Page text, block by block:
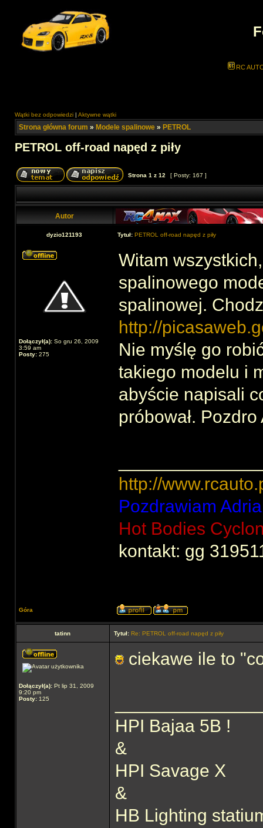
RC
Wątki bez odpowiedzi | Aktywne wątki
Strona główna forum » Modele spalinowe » PETROL
PETROL off-road napęd z piły
Strona 1 z 12 [ Posty: 167 ]
Autor
dyzio121193 Tytuł: PETROL off-road napęd z piły
Dołączył(a): So gru 26, 2009
3:59 am
Posty: 275
Witam
spalinowego
spalinowej.
http://
Nie myślę go
takiego modelu i
abyście napisali
próbował. Pozdro
http://
Pozdrawiam
Hot Bodies
kontakt: gg
Góra
tatinn Tytuł: Re: PETROL off-road napęd z piły
Dołączył(a): Pt lip 31, 2009
9:20 pm
Posty: 125
ciekawe ile to
HPI Bajaa 5B !
&
HPI Savage X
&
HB Lighting